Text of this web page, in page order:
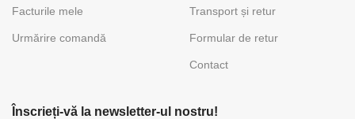
Facturile mele
Urmărire comandă
Transport și retur
Formular de retur
Contact
Înscrieți-vă la newsletter-ul nostru!